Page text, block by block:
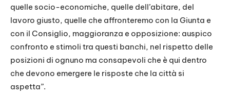
quelle socio-economiche, quelle dell’abitare, del
lavoro giusto, quelle che affronteremo con la Giunta e
con il Consiglio, maggioranza e opposizione: auspico
confronto e stimoli tra questi banchi, nel rispetto delle
posizioni di ognuno ma consapevoli che è qui dentro
che devono emergere le risposte che la città si
aspetta”.